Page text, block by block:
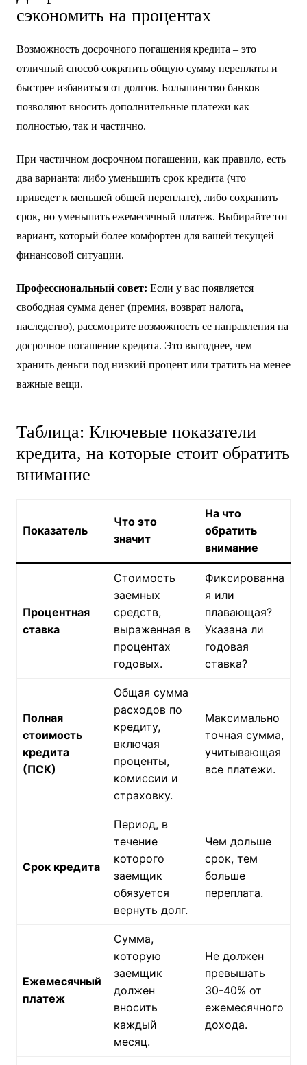
разъяснений у сотрудника банка или обратитесь за
консультацией к независимому финансовому
специалисту.
Досрочное погашение: Как
сэкономить на процентах
отличный способ сократить общую сумму переплаты и
быстрее избавиться от долгов. Большинство банков
позволяют вносить дополнительные платежи как
полностью, так и частично.
При частичном досрочном погашении, как правило, есть
приведет к меньшей общей переплате), либо сохранить
срок, но уменьшить ежемесячный платеж. Выбирайте тот
вариант, который более комфортен для вашей текущей
финансовой ситуации.
Профессиональный совет:
наследство), рассмотрите возможность ее направления на
досрочное погашение кредита. Это выгоднее, чем
хранить деньги под низкий процент или тратить на менее
важные вещи.
Таблица: Ключевые показатели
кредита, на которые стоит обратить
Показатель
Что это
значит
На что
обратить
внимание
Процентная
заемных
средств,
выраженная в
процентах
годовых.
плавающая?
ставка?
(ПСК)
Общая сумма
кредиту,
включая
проценты,
комиссии и
страховку.
точная сумма,
учитывающая
все платежи.
течение
которого
заемщик
обязуется
вернуть долг.
срок, тем
больше
переплата.
Сумма,